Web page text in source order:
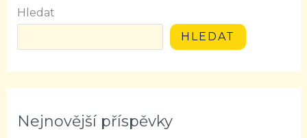
Hledat
HLEDAT
Nejnovější příspěvky